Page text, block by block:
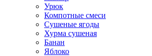
Урюк
Компотные смеси
Сушеные ягоды
Хурма сушеная
Банан
Яблоко